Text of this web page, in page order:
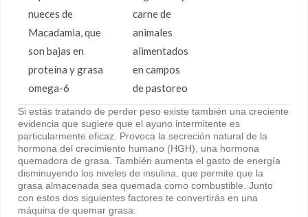
nueces de
Macadamia, que
son bajas en
proteína y grasa
omega-6
carne de
animales
alimentados
en campos
de pastoreo
Si estás tratando de perder peso existe también una creciente
evidencia que sugiere que el ayuno intermitente es
particularmente eficaz. Provoca la secreción natural de la
hormona del crecimiento humano (HGH), una hormona
quemadora de grasa. También aumenta el gasto de energía
disminuyendo los niveles de insulina, que permite que la
grasa almacenada sea quemada como combustible. Junto
con estos dos siguientes factores te convertirás en una
máquina de quemar grasa: